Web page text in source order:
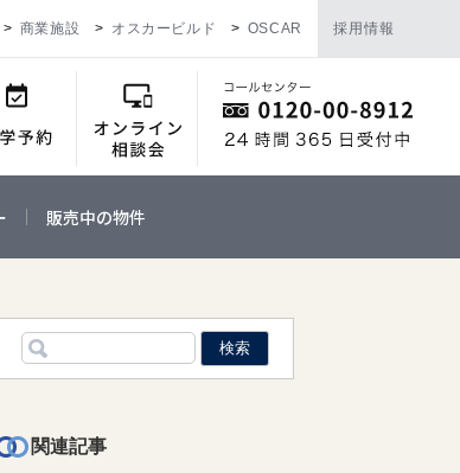
商業施設 オスカービルド OSCAR 採用情報
販売中の物件
関連記事